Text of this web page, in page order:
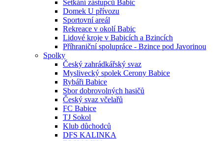
Setkání zástupců Babic
Domek U přívozu
Sportovní areál
Rekreace v okolí Babic
Lidové kroje v Babicích a Bzincích
Příhraniční spolupráce - Bzince pod Javorinou
Spolky
Český zahrádkářský svaz
Myslivecký spolek Cerony Babice
Rybáři Babice
Sbor dobrovolných hasičů
Český svaz včelařů
FC Babice
TJ Sokol
Klub důchodců
DFS KALINKA